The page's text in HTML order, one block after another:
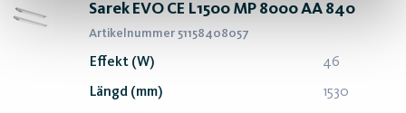
Sarek EVO CE L1500 MP 8000 AA 840
Artikelnummer 51158408057
Effekt (W) 46
Längd (mm) 1530